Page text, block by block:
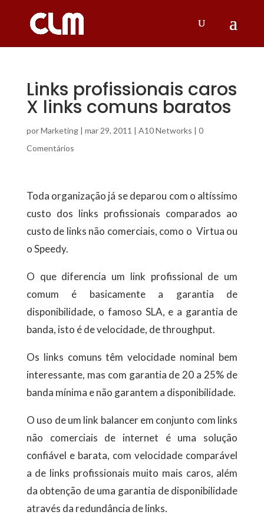
Links profissionais caros
X links comuns baratos
porMarketing| mar 29, 2011 | A10 Networks | 0
Comentários
Toda organização já se deparou com o altíssimo
custo dos links profissionais comparados ao
custo de links não comerciais, como o Virtua ou
o Speedy.
O que diferencia um link profissional de um
comum é basicamente a garantia de
disponibilidade, o famoso SLA, e a garantia de
banda, isto é de velocidade, de throughput.
Os links comuns têm velocidade nominal bem
interessante, mas com garantia de 20 a 25% de
banda mínima e não garantem a disponibilidade.
O uso de um link balancer em conjunto com links
não comerciais de internet é uma solução
confiável e barata, com velocidade comparável
a de links profissionais muito mais caros, além
da obtenção de uma garantia de disponibilidade
através da redundância de links.